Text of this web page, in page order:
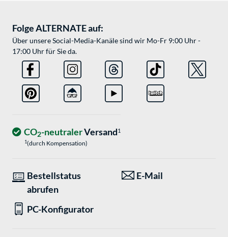
Folge ALTERNATE auf:
Über unsere Social-Media-Kanäle sind wir Mo-Fr 9:00 Uhr -
17:00 Uhr für Sie da.
CO2-neutralerVersand1
1(durch Kompensation)
Bestellstatus
abrufen
E-Mail
PC-Konfigurator